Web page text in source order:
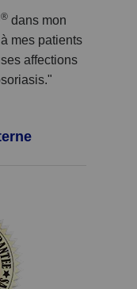
® dans mon
mes patients
affections